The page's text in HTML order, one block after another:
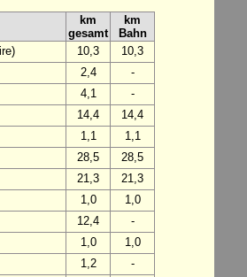
km
gesamt
km
Bahn
10,3
10,3
2,4
-
4,1
-
14,4
14,4
1,1
1,1
28,5
28,5
21,3
21,3
1,0
1,0
12,4
-
1,0
1,0
1,2
-